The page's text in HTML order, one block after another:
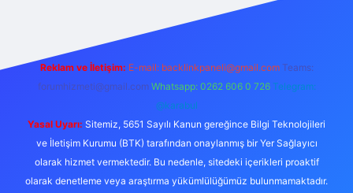
Reklam ve İletişim: E-mail: backlinkpaneli@gmail.com Teams:
forumhizmeti@gmail.com Whatsapp: 0262 606 0 726 Telegram:
@karabul
Yasal Uyarı: Sitemiz, 5651 Sayılı Kanun gereğince Bilgi Teknolojileri
ve İletişim Kurumu (BTK) tarafından onaylanmış bir Yer Sağlayıcı
olarak hizmet vermektedir. Bu nedenle, sitedeki içerikleri proaktif
olarak denetleme veya araştırma yükümlülüğümüz bulunmamaktadır.